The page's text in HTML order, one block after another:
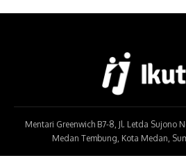
Mentari Greenwich B7-8, Jl. Letda Sujono
Medan Tembung, Kota Medan,